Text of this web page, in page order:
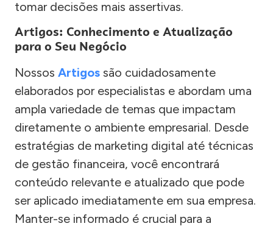
tomar decisões mais assertivas.
Artigos: Conhecimento e Atualização
para o Seu Negócio
Nossos Artigos são cuidadosamente
elaborados por especialistas e abordam uma
ampla variedade de temas que impactam
diretamente o ambiente empresarial. Desde
estratégias de marketing digital até técnicas
de gestão financeira, você encontrará
conteúdo relevante e atualizado que pode
ser aplicado imediatamente em sua empresa.
Manter-se informado é crucial para a